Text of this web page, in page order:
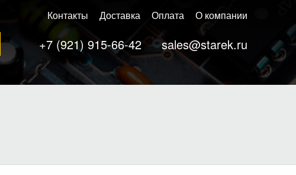
Контакты Доставка Оплата О компании
+7 (921) 915-66-42 sales@starek.ru